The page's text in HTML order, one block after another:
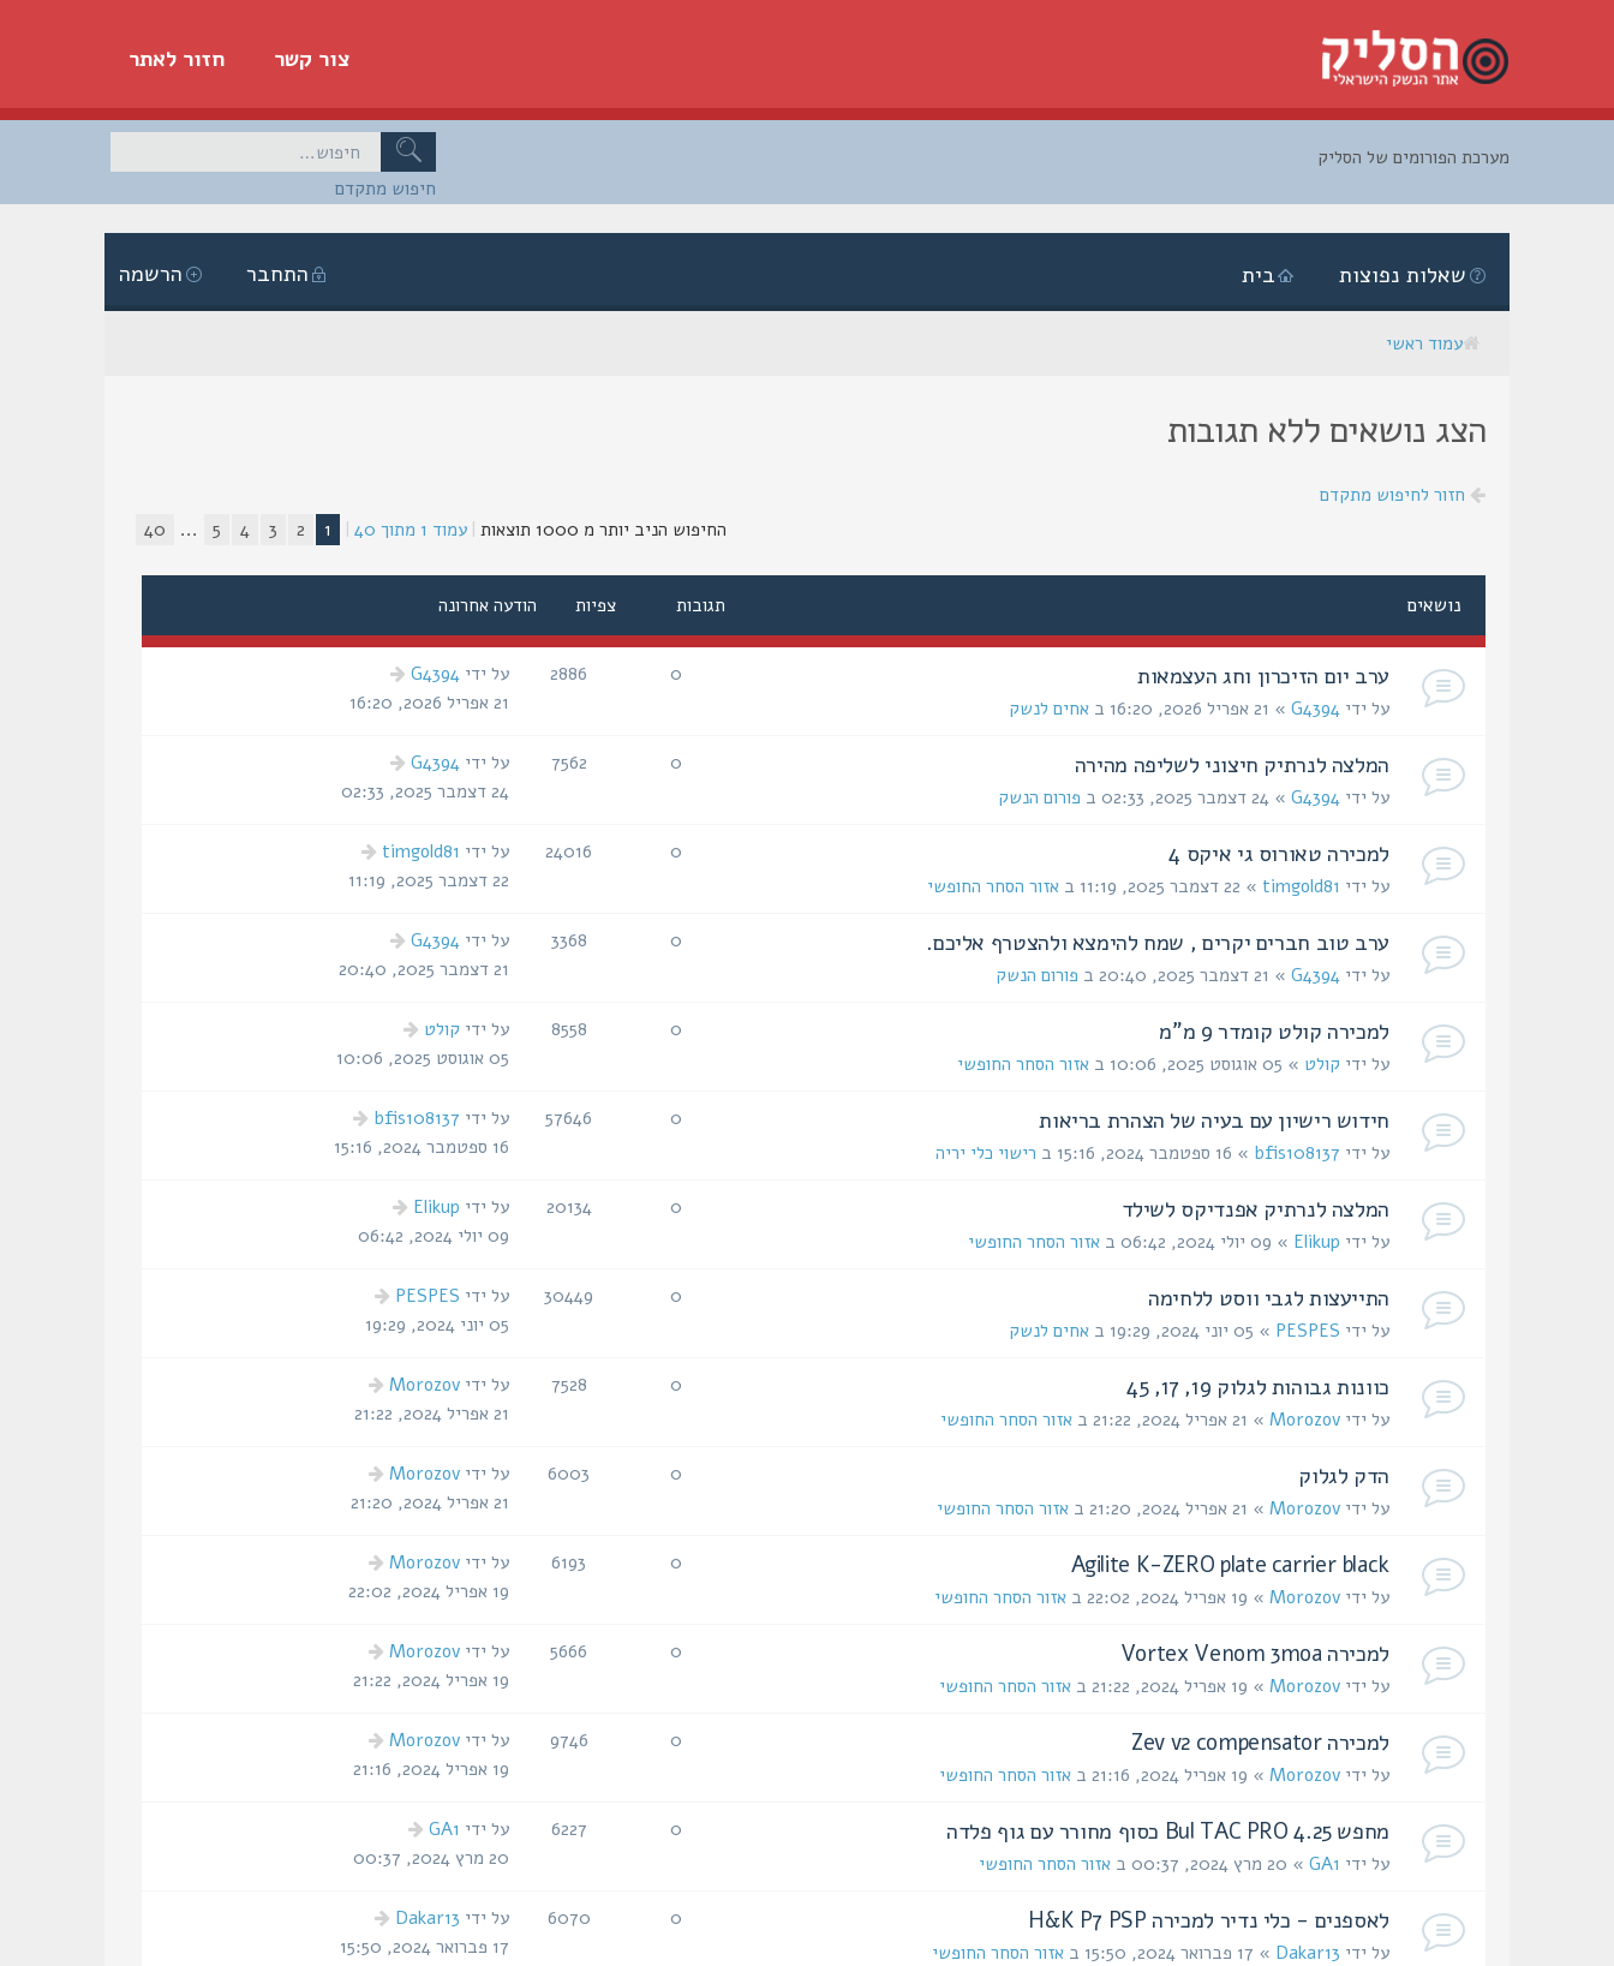
חזור לאתר צור קשר
חיפוש מתקדם
מערכת הפורומים של הסליק
הרשמה התחבר בית שאלות נפוצות
עמוד ראשי
הצג נושאים ללא תגובות
חזור לחיפוש מתקדם
החיפוש הניב יותר מ 1000 תוצאות
| עמוד 1 מתוך 40
|
1
2
3
4
5
...
40
נושאים תגובות צפיות הודעה אחרונה
ערב יום הזיכרון וחג העצמאות
על ידי G4394 » 21 אפריל 2026, 16:20 ב אחים לנשק
0
2886 על ידיG4394
21 אפריל 2026, 16:20
המלצה לנרתיק חיצוני לשליפה מהירה
על ידי G4394 » 24 דצמבר 2025, 02:33 ב פורום הנשק
0
7562 על ידיG4394
24 דצמבר 2025, 02:33
למכירה טאורוס גי איקס 4
על ידי timgold81 » 22 דצמבר 2025, 11:19 ב אזור הסחר החופשי
0
24016 על ידי timgold81
22 דצמבר 2025, 11:19
ערב טוב חברים יקרים , שמח להימצא ולהצטרף אליכם.
על ידי G4394 » 21 דצמבר 2025, 20:40 ב פורום הנשק
0
3368 על ידיG4394
21 דצמבר 2025, 20:40
למכירה קולט קומדר 9 מ"מ
על ידי קולט » 05 אוגוסט 2025, 10:06 ב אזור הסחר החופשי
0
8558 על ידי קולט
05 אוגוסט 2025, 10:06
חידוש רישיון עם בעיה של הצהרת בריאות
על ידי bfis108137 » 16 ספטמבר 2024, 15:16 ב רישוי כלי יריה
0
57646 על ידי bfis108137
16 ספטמבר 2024, 15:16
המלצה לנרתיק אפנדיקס לשילד
על ידי Elikup » 09 יולי 2024, 06:42 ב אזור הסחר החופשי
0
20134 על ידי Elikup
09 יולי 2024, 06:42
התייעצות לגבי ווסט ללחימה
על ידי PESPES » 05 יוני 2024, 19:29 ב אחים לנשק
0
30449 על ידי PESPES
05 יוני 2024, 19:29
כוונות גבוהות לגלוק 19, 17, 45
על ידי Morozov » 21 אפריל 2024, 21:22 ב אזור הסחר החופשי
0
7528 על ידיMorozov
21 אפריל 2024, 21:22
הדק לגלוק
על ידי Morozov » 21 אפריל 2024, 21:20 ב אזור הסחר החופשי
0
6003 על ידיMorozov
21 אפריל 2024, 21:20
Agilite K-ZERO plate carrier black
על ידי Morozov » 19 אפריל 2024, 22:02 ב אזור הסחר החופשי
0
6193 על ידיMorozov
19 אפריל 2024, 22:02
למכירה Vortex Venom 3moa
על ידי Morozov » 19 אפריל 2024, 21:22 ב אזור הסחר החופשי
0
5666 על ידיMorozov
19 אפריל 2024, 21:22
למכירה Zev v2 compensator
על ידי Morozov » 19 אפריל 2024, 21:16 ב אזור הסחר החופשי
0
9746 על ידיMorozov
19 אפריל 2024, 21:16
מחפש Bul TAC PRO 4.25 כסוף מחורר עם גוף פלדה
על ידי GA1 » 20 מרץ 2024, 00:37 ב אזור הסחר החופשי
0
6227 על ידי GA1
20 מרץ 2024, 00:37
לאספנים - כלי נדיר למכירה H&K P7 PSP
על ידי Dakar13 » 17 פברואר 2024, 15:50 ב אזור הסחר החופשי
0
6070 על ידי Dakar13
17 פברואר 2024, 15:50